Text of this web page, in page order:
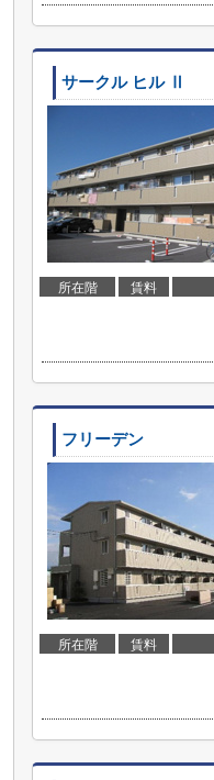
サークル ヒル Ⅱ
所在階 賃料
フリーデン
所在階 賃料